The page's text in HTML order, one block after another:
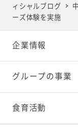
2025年4月
2025年3月
2025年2月
2024年5月
2024年4月
2024年3月
2023年6月
2023年5月
2023年4月
2022年7月
2022年6月
2022年5月
2021年8月
2021年7月
2021年6月
2020年9月
2020年8月
2020年7月
2019年10月
2019年9月
2019年8月
ィシャルブログ
ーズ体験を実施
企業情報
グループの事業
食育活動